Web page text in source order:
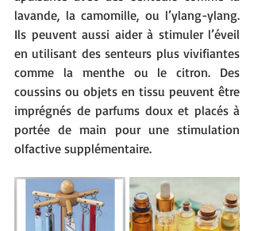
lavande, la camomille, ou l’ylang-ylang.
Ils peuvent aussi aider à stimuler l’éveil
en utilisant des senteurs plus vivifiantes
comme la menthe ou le citron. Des
coussins ou objets en tissu peuvent être
imprégnés de parfums doux et placés à
portée de main pour une stimulation
olfactive supplémentaire.